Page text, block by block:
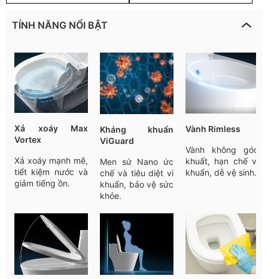
TÍNH NĂNG NỔI BẬT
Xả xoáy Max
Vortex
Xả xoáy mạnh mẽ,
tiết kiệm nước và
giảm tiếng ồn.
Kháng khuẩn
ViGuard
Men sứ Nano ức
chế và tiêu diệt vi
khuẩn, bảo vệ sức
khỏe.
Vành Rimless
Vành không góc
khuất, hạn chế vi
khuẩn, dễ vệ sinh.